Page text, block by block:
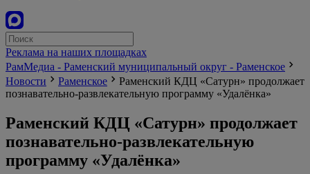
Реклама на наших площадках
РамМедиа - Раменский муниципальный округ - Раменское
Новости
Раменское
Раменский КДЦ «Сатурн» продолжает
познавательно-развлекательную программу «Удалёнка»
Раменский КДЦ «Сатурн» продолжает
познавательно-развлекательную
программу «Удалёнка»